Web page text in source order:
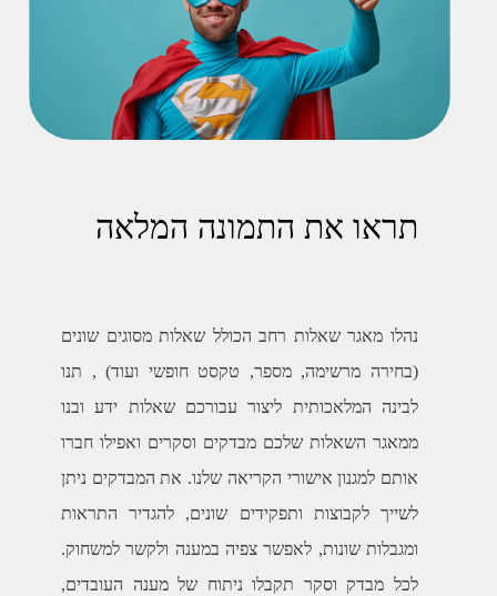
תראו את התמונה המלאה
נהלו מאגר שאלות רחב הכולל שאלות מסוגים שונים
(בחירה מרשימה, מספר, טקסט חופשי ועוד) , תנו
לבינה המלאכותית ליצור עבורכם שאלות ידע ובנו
ממאגר השאלות שלכם מבדקים וסקרים ואפילו חברו
אותם למגנון אישורי הקריאה שלנו. את המבדקים ניתן
לשייך לקבוצות ותפקידים שונים, להגדיר התראות
ומגבלות שונות, לאפשר צפיה במענה ולקשר למשחוק.
לכל מבדק וסקר תקבלו ניתוח של מענה העובדים,